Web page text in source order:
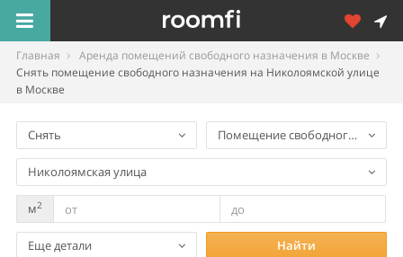
Главная
Аренда помещений свободного назначения в Москве
Снять помещение свободного назначения на Николоямской улице
в Москве
Снять Помещение свободного
Николоямская улица
м2
Еще детали Найти